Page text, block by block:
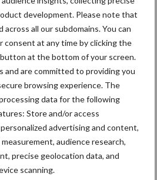
development. Please note that
all our subdomains. You can
consent at any time by clicking the
at the bottom of your screen.
and are committed to providing you
browsing experience. The
data for the following
Store and/or access
advertising and content,
audience research,
precise geolocation data, and
scanning.
bieden
voor circulariteit op
gedaald, maar
Brouns past enige